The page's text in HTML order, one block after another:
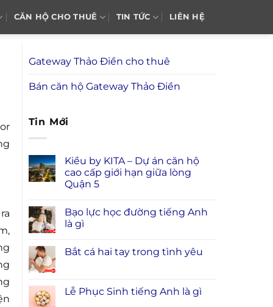
CĂN HỘ CHO THUÊ TIN TỨC LIÊN HỆ
Gateway Thảo Điền cho thuê
Bán căn hộ Gateway Thảo Điền
Tin Mới
Kiều by KITA – Dự án căn hộ
cao cấp giới hạn giữa lòng
Quận 5
Bạo lực học đường tiếng Anh
là gì
Bắt cá hai tay trong tình yêu
Lễ Phục Sinh tiếng Anh là gì